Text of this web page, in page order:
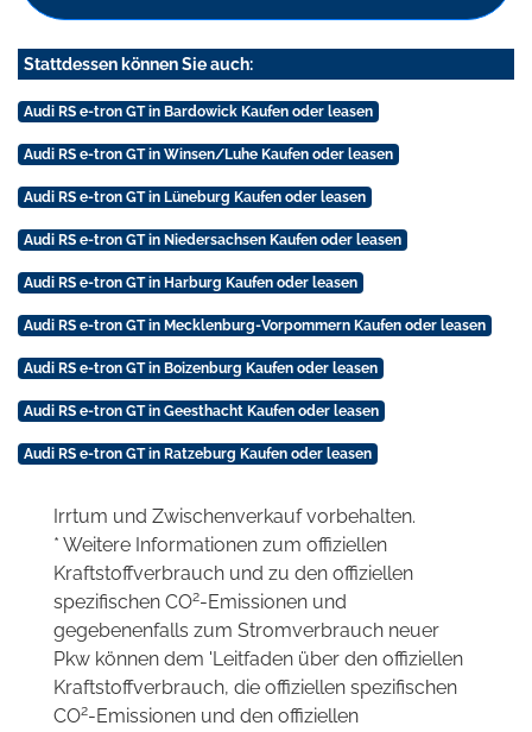
Stattdessen können Sie auch:
Audi RS e-tron GT in Bardowick Kaufen oder leasen
Audi RS e-tron GT in Winsen/Luhe Kaufen oder leasen
Audi RS e-tron GT in Lüneburg Kaufen oder leasen
Audi RS e-tron GT in Niedersachsen Kaufen oder leasen
Audi RS e-tron GT in Harburg Kaufen oder leasen
Audi RS e-tron GT in Mecklenburg-Vorpommern Kaufen oder leasen
Audi RS e-tron GT in Boizenburg Kaufen oder leasen
Audi RS e-tron GT in Geesthacht Kaufen oder leasen
Audi RS e-tron GT in Ratzeburg Kaufen oder leasen
Irrtum und Zwischenverkauf vorbehalten.
* Weitere Informationen zum offiziellen
Kraftstoffverbrauch und zu den offiziellen
spezifischen CO2-Emissionen und
gegebenenfalls zum Stromverbrauch neuer
Pkw können dem 'Leitfaden über den offiziellen
Kraftstoffverbrauch, die offiziellen spezifischen
CO2-Emissionen und den offiziellen